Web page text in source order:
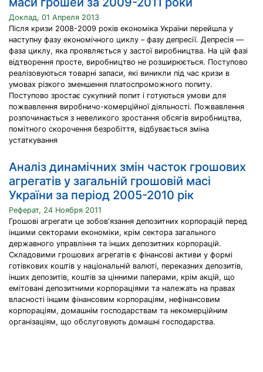
Доклад, 01 Апреля 2013
Після кризи 2008-2009 років економіка України перейшла у
наступну фазу економічного циклу – фазу депресії. Депресія —
фаза циклу, яка проявляється у застої виробництва. На цій фазі
відтворення просте, виробництво не розширюється. Поступово
реалізовуються товарні запаси, які виникли під час кризи в
умовах різкого зменшення платоспроможного попиту.
Поступово зростає сукупний попит і готуються умови для
пожвавлення виробничо-комерційної діяльності. Пожвавлення
розпочинається з невеликого зростання обсягів виробництва,
помітного скорочення безробіття, відбувається зміна
устаткування
Аналіз динамічних змін часток грошових
агрегатів у загальній грошовій масі
України за період 2005-2010 рік
Реферат, 24 Ноября 2011
Грошові агрегати це зобов'язання депозитних корпорацій перед
іншими секторами економіки, крім сектора загального
державного управління та інших депозитних корпорацій.
Складовими грошових агрегатів є фінансові активи у формі
готівкових коштів у національній валюті, переказних депозитів,
інших депозитів, коштів за цінними паперами, крім акцій, що
емітовані депозитними корпораціями та належать на правах
власності іншим фінансовим корпораціям, нефінансовим
корпораціям, домашнім господарствам та некомерційним
організаціям, що обслуговують домашні господарства.